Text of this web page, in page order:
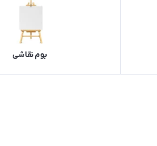
بوم نقاشی